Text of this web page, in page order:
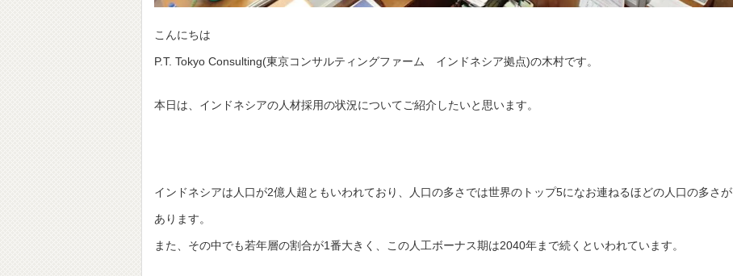
こんにちは
P.T. Tokyo Consulting(東京コンサルティングファーム インドネシア拠点)の木村です。
本日は、インドネシアの人材採用の状況についてご紹介したいと思います。
インドネシアは人口が2億人超ともいわれており、人口の多さでは世界のトップ5になお連ねるほどの人口の多さが
あります。
また、その中でも若年層の割合が1番大きく、この人工ボーナス期は2040年まで続くといわれています。